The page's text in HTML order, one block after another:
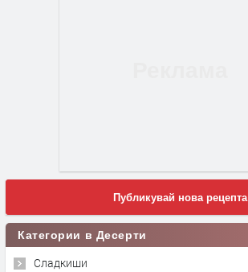
Публикувай нова рецепта
Категории в Десерти
Сладкиши